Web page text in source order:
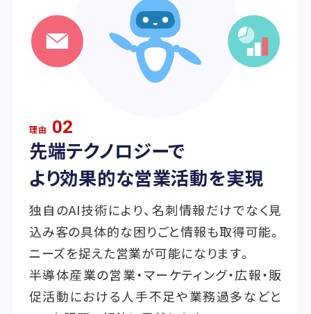
理由 02
先端テクノロジーで
より効果的な営業活動を実現
独自のAI技術により、名刺情報だけでなく見
込み客の具体的な困りごと情報も取得可能。
ニーズを捉えた営業が可能になります。
半導体産業の営業・マーケティング・広報・販
促活動における人手不足や業務過多などと